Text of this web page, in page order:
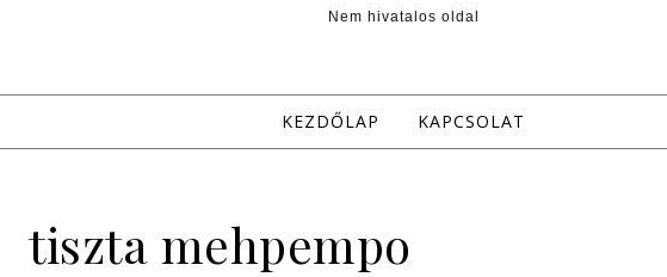
Nem hivatalos oldal
KEZDŐLAP KAPCSOLAT
tiszta mehpempo